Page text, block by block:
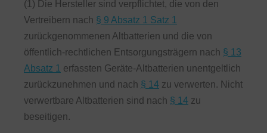
(1) Die Hersteller sind verpflichtet, die von den
Vertreibern nach § 9 Absatz 1 Satz 1
zurückgenommenen Altbatterien und die von
öffentlich-rechtlichen Entsorgungsträgern nach § 13
Absatz 1 erfassten Geräte-Altbatterien unentgeltlich
zurückzunehmen und nach § 14 zu verwerten. Nicht
verwertbare Altbatterien sind nach § 14 zu
beseitigen.